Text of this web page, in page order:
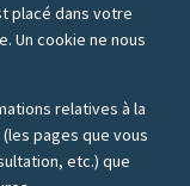
placé dans votre
Un cookie ne nous
relatives à la
pages que vous
etc.) que